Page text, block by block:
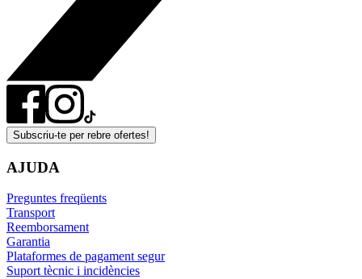
Subscriu-te per rebre ofertes!
AJUDA
Preguntes freqüents
Transport
Reemborsament
Garantia
Plataformes de pagament segur
Suport tècnic i incidències